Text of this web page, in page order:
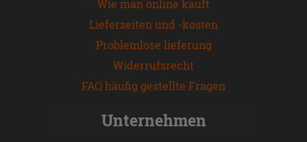
Wie man online kauft
Lieferzeiten und -kosten
Problemlose lieferung
Widerrufsrecht
FAQ häufig gestellte Fragen
Unternehmen